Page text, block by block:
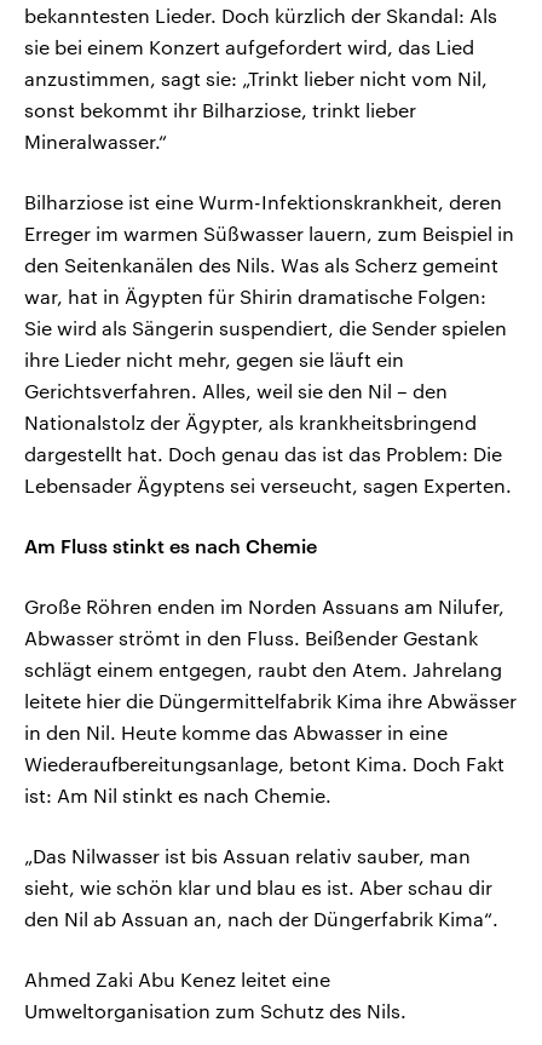
bekanntesten Lieder. Doch kürzlich der Skandal: Als
sie bei einem Konzert aufgefordert wird, das Lied
anzustimmen, sagt sie: „Trinkt lieber nicht vom Nil,
sonst bekommt ihr Bilharziose, trinkt lieber
Mineralwasser.“
Bilharziose ist eine Wurm-Infektionskrankheit, deren
Erreger im warmen Süßwasser lauern, zum Beispiel in
den Seitenkanälen des Nils. Was als Scherz gemeint
war, hat in Ägypten für Shirin dramatische Folgen:
Sie wird als Sängerin suspendiert, die Sender spielen
ihre Lieder nicht mehr, gegen sie läuft ein
Gerichtsverfahren. Alles, weil sie den Nil – den
Nationalstolz der Ägypter, als krankheitsbringend
dargestellt hat. Doch genau das ist das Problem: Die
Lebensader Ägyptens sei verseucht, sagen Experten.
Am Fluss stinkt es nach Chemie
Große Röhren enden im Norden Assuans am Nilufer,
Abwasser strömt in den Fluss. Beißender Gestank
schlägt einem entgegen, raubt den Atem. Jahrelang
leitete hier die Düngermittelfabrik Kima ihre Abwässer
in den Nil. Heute komme das Abwasser in eine
Wiederaufbereitungsanlage, betont Kima. Doch Fakt
ist: Am Nil stinkt es nach Chemie.
„Das Nilwasser ist bis Assuan relativ sauber, man
sieht, wie schön klar und blau es ist. Aber schau dir
den Nil ab Assuan an, nach der Düngerfabrik Kima“.
Ahmed Zaki Abu Kenez leitet eine
Umweltorganisation zum Schutz des Nils.